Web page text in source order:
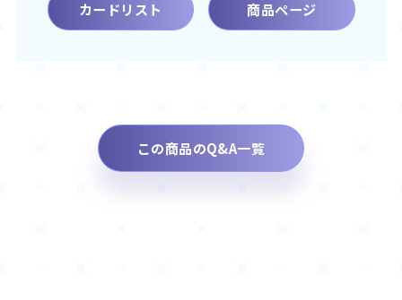
カードリスト 商品ページ
この商品のQ&A一覧